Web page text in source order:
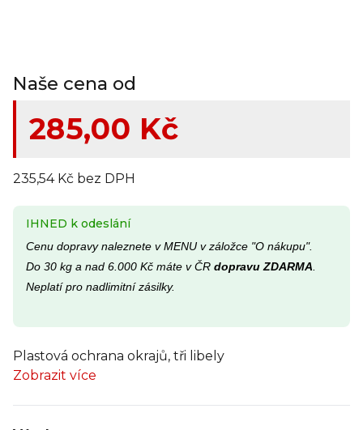
Naše cena od
285,00 Kč
235,54 Kč bez DPH
IHNED k odeslání
Cenu dopravy naleznete v MENU v záložce "O nákupu".
Do 30 kg a nad 6.000 Kč máte v ČR dopravu ZDARMA
Neplatí pro nadlimitní zásilky.
Plastová ochrana okrajů, tři libely
Zobrazit více